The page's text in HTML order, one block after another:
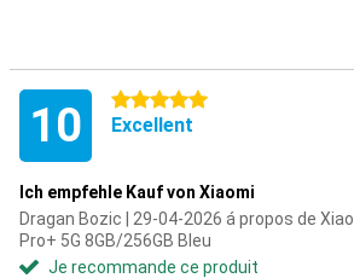
10 5 étoiles
Excellent
Ich empfehle Kauf von Xiaomi
Dragan Bozic | 29-04-2026 á propos de
Pro+ 5G 8GB/256GB Bleu
Je recommande ce produit